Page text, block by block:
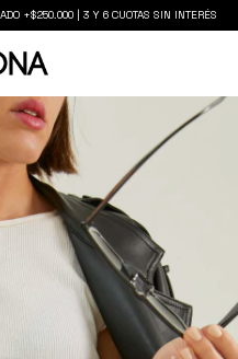
+$250.000 | 3 Y 6 CUOTAS SIN INTERÉS